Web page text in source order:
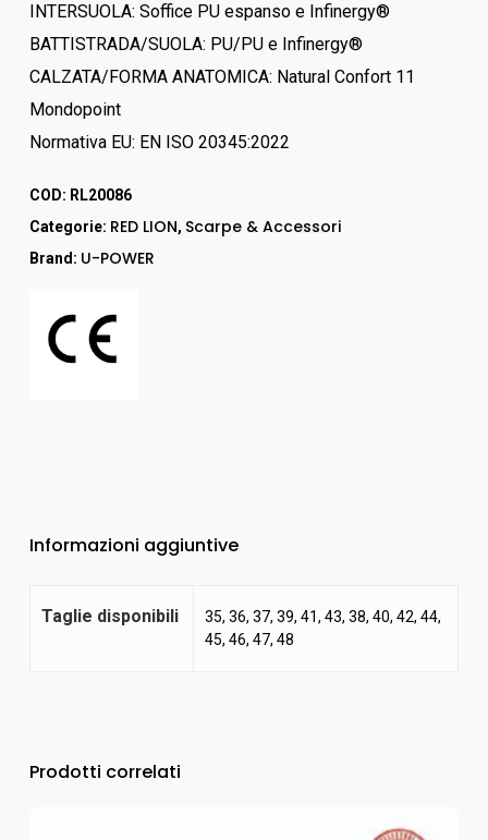
INTERSUOLA: Soffice PU espanso e Infinergy®
BATTISTRADA/SUOLA: PU/PU e Infinergy®
CALZATA/FORMA ANATOMICA: Natural Confort 11
Mondopoint
Normativa EU: EN ISO 20345:2022
COD: RL20086
Categorie: RED LION, Scarpe & Accessori
Brand: U-POWER
Informazioni aggiuntive
Taglie disponibili
35, 36, 37, 39, 41, 43, 38, 40, 42, 44,
45, 46, 47, 48
Prodotti correlati